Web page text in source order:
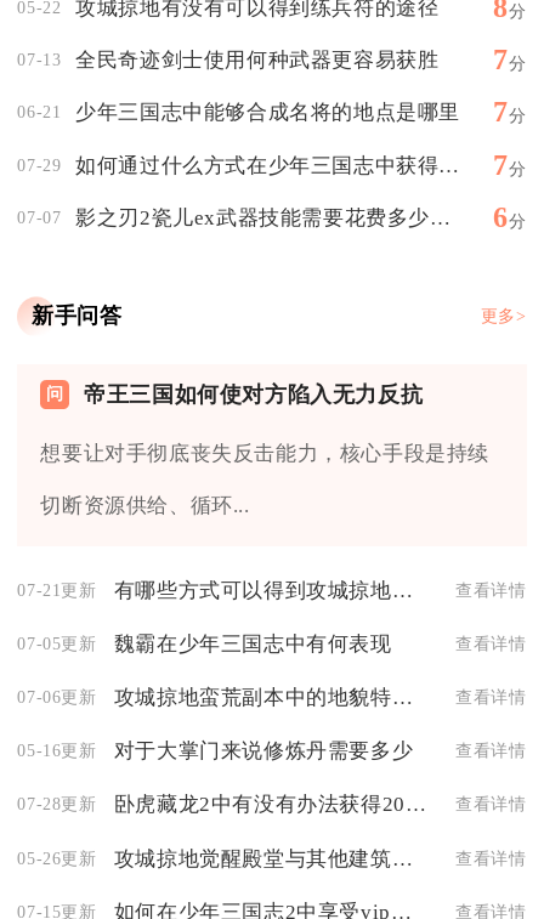
05-22 攻城掠地有没有可以得到练兵符的途径 8分
07-13 全民奇迹剑士使用何种武器更容易获胜 7分
06-21 少年三国志中能够合成名将的地点是哪里 7分
07-29 如何通过什么方式在少年三国志中获得霸王手戟 7分
07-07 影之刃2瓷儿ex武器技能需要花费多少金币 6分
新手问答 更多>
帝王三国如何使对方陷入无力反抗
想要让对手彻底丧失反击能力，核心手段是持续
切断资源供给、循环...
07-21更新 有哪些方式可以得到攻城掠地祥龙战车 查看详情
07-05更新 魏霸在少年三国志中有何表现 查看详情
07-06更新 攻城掠地蛮荒副本中的地貌特征有何区别 查看详情
05-16更新 对于大掌门来说修炼丹需要多少 查看详情
07-28更新 卧虎藏龙2中有没有办法获得20份青草 查看详情
05-26更新 攻城掠地觉醒殿堂与其他建筑物有何不同 查看详情
07-15更新 如何在少年三国志2中享受vip特权的待遇 查看详情